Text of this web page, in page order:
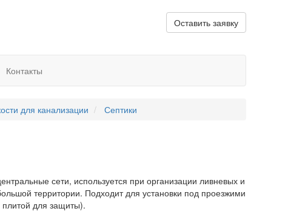
Оставить заявку
Контакты
для канализации Септики
сети, используется при организации ливневых и
территории. Подходит для установки под проезжими
плитой для защиты).